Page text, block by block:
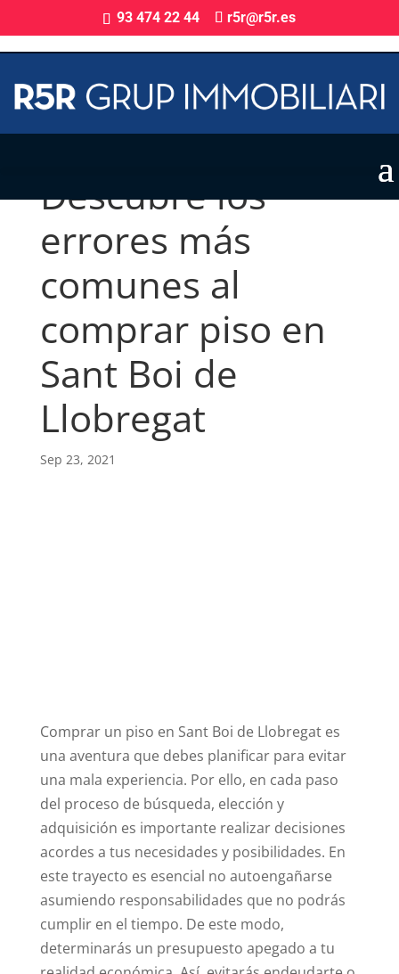
93 474 22 44 r5r@r5r.es
Descubre los
errores más
comunes al
comprar piso en
Sant Boi de
Llobregat
Sep 23, 2021
Comprar un piso en Sant Boi de Llobregat es
una aventura que debes planificar para evitar
una mala experiencia. Por ello, en cada paso
del proceso de búsqueda, elección y
adquisición es importante realizar decisiones
acordes a tus necesidades y posibilidades. En
este trayecto es esencial no autoengañarse
asumiendo responsabilidades que no podrás
cumplir en el tiempo. De este modo,
determinarás un presupuesto apegado a tu